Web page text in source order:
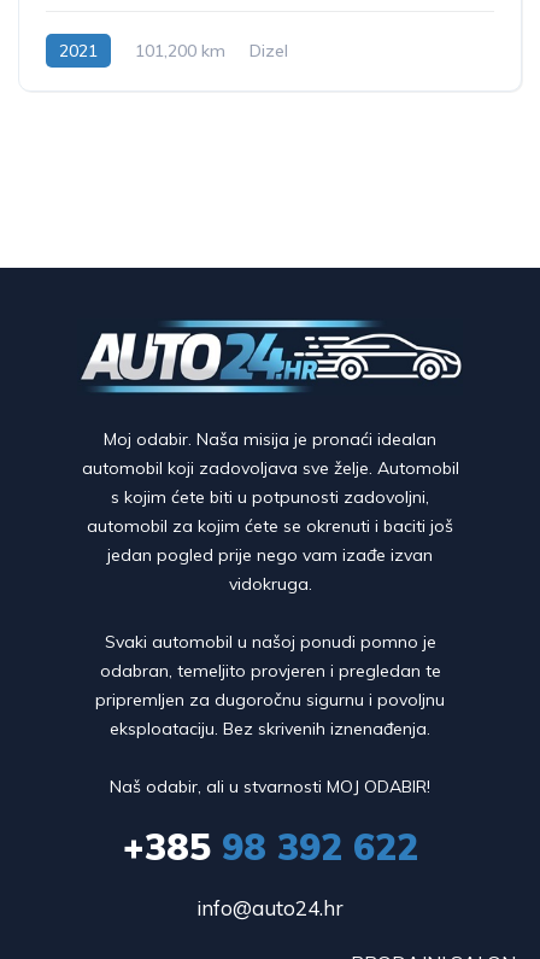
2021 101,200 km Dizel
Moj odabir. Naša misija je pronaći idealan
automobil koji zadovoljava sve želje. Automobil
s kojim ćete biti u potpunosti zadovoljni,
automobil za kojim ćete se okrenuti i baciti još
jedan pogled prije nego vam izađe izvan
vidokruga.
Svaki automobil u našoj ponudi pomno je
odabran, temeljito provjeren i pregledan te
pripremljen za dugoročnu sigurnu i povoljnu
eksploataciju. Bez skrivenih iznenađenja.
Naš odabir, ali u stvarnosti MOJ ODABIR!
+38598 392 622
info@auto24.hr